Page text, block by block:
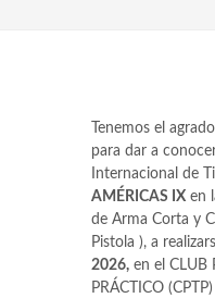
Tenemos el
para dar a
Internacional de
AMÉRICAS IX en
de Arma Corta y
Pistola ), a
2026, en el CLUB
PRÁCTICO